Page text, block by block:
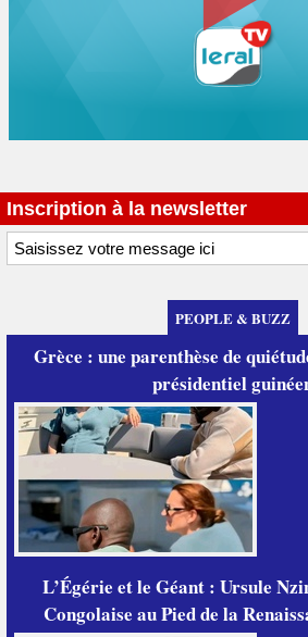
Inscription à la newsletter
PEOPLE & BUZZ
Grèce : une parenthèse de
présidentiel
L’Égérie et le Géant : Ursule
Congolaise au Pied de la